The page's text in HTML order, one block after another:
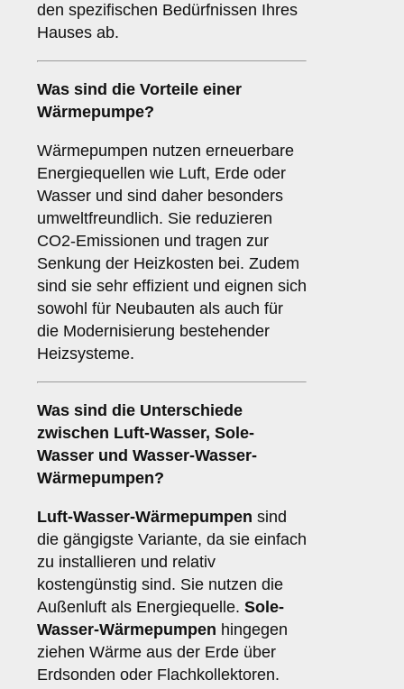
den spezifischen Bedürfnissen Ihres
Hauses ab.
Was sind die Vorteile einer
Wärmepumpe?
Wärmepumpen nutzen erneuerbare
Energiequellen wie Luft, Erde oder
Wasser und sind daher besonders
umweltfreundlich. Sie reduzieren
CO2-Emissionen und tragen zur
Senkung der Heizkosten bei. Zudem
sind sie sehr effizient und eignen sich
sowohl für Neubauten als auch für
die Modernisierung bestehender
Heizsysteme.
Was sind die Unterschiede
zwischen Luft-Wasser, Sole-
Wasser und Wasser-Wasser-
Wärmepumpen?
Luft-Wasser-Wärmepumpen sind
die gängigste Variante, da sie einfach
zu installieren und relativ
kostengünstig sind. Sie nutzen die
Außenluft als Energiequelle. Sole-
Wasser-Wärmepumpen hingegen
ziehen Wärme aus der Erde über
Erdsonden oder Flachkollektoren.